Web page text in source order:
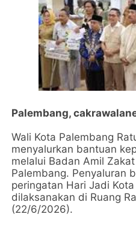
Palembang,
Wali Kota Palembang
menyalurkan bantuan
melalui Badan Amil
Palembang. Penyaluran
peringatan Hari Jadi
dilaksanakan di Ruang
(22/6/2026).